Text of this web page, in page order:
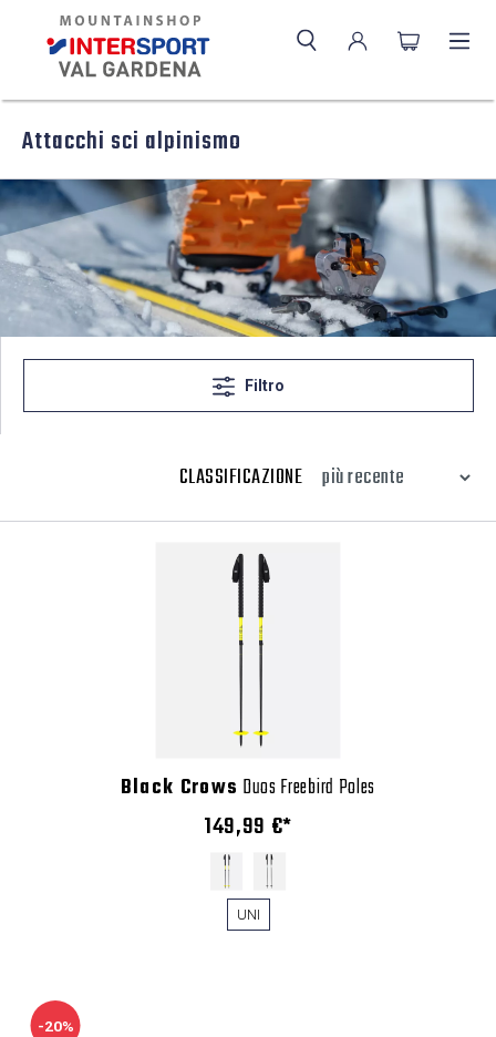
Attacchi sci alpinismo
Filtro
CLASSIFICAZIONE
Black Crows Duos Freebird Poles
149,99 €*
UNI
-20%